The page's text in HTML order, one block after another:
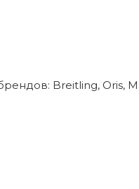
Breitling, Oris,